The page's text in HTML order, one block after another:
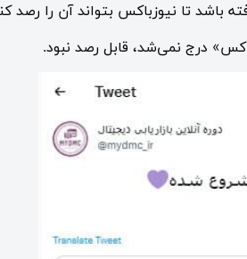
باشد تا نیوزباکس بتواند آن را رصد
درج نمی‌شد، قابل رصد نبود.